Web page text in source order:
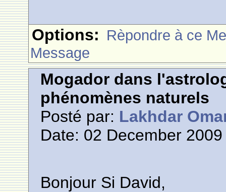
Options: Rèpondre à ce
Message
Mogador dans
phénomènes naturels
Posté par: Lakhdar
Date: 02 December
Bonjour Si David,